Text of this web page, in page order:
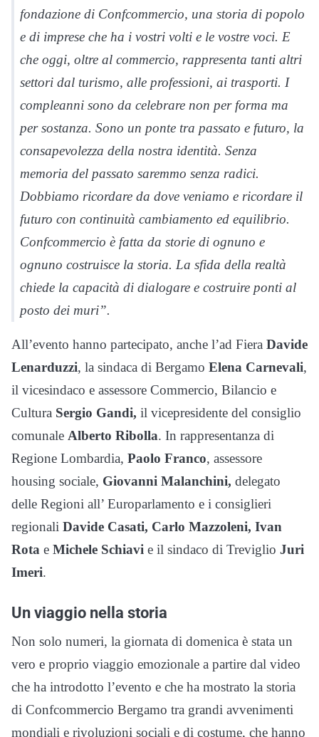
fondazione di Confcommercio, una storia di popolo
e di imprese che ha i vostri volti e le vostre voci. E
che oggi, oltre al commercio, rappresenta tanti altri
settori dal turismo, alle professioni, ai trasporti. I
compleanni sono da celebrare non per forma ma
per sostanza. Sono un ponte tra passato e futuro, la
consapevolezza della nostra identità. Senza
memoria del passato saremmo senza radici.
Dobbiamo ricordare da dove veniamo e ricordare il
futuro con continuità cambiamento ed equilibrio.
Confcommercio è fatta da storie di ognuno e
ognuno costruisce la storia. La sfida della realtà
chiede la capacità di dialogare e costruire ponti al
posto dei muri”.
All’evento hanno partecipato, anche l’ad Fiera Davide
Lenarduzzi, la sindaca di Bergamo Elena Carnevali,
il vicesindaco e assessore Commercio, Bilancio e
Cultura Sergio Gandi, il vicepresidente del consiglio
comunale Alberto Ribolla. In rappresentanza di
Regione Lombardia, Paolo Franco, assessore
housing sociale, Giovanni Malanchini, delegato
delle Regioni all’ Europarlamento e i consiglieri
regionali Davide Casati, Carlo Mazzoleni, Ivan
Rota e Michele Schiavi e il sindaco di Treviglio Juri
Imeri.
Un viaggio nella storia
Non solo numeri, la giornata di domenica è stata un
vero e proprio viaggio emozionale a partire dal video
che ha introdotto l’evento e che ha mostrato la storia
di Confcommercio Bergamo tra grandi avvenimenti
mondiali e rivoluzioni sociali e di costume, che hanno